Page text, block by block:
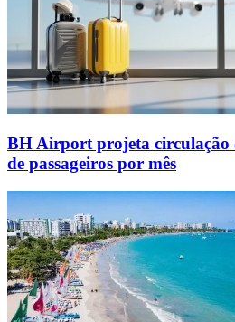
BH Airport projeta circulação
de passageiros por mês